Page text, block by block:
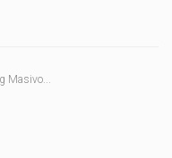
Masivo...